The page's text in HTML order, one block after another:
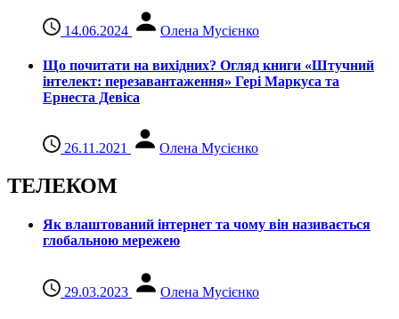
14.06.2024 Олена Мусієнко
Що почитати на вихідних? Огляд книги «Штучний
інтелект: перезавантаження» Гері Маркуса та
Ернеста Девіса
26.11.2021 Олена Мусієнко
ТЕЛЕКОМ
Як влаштований інтернет та чому він називається
глобальною мережею
29.03.2023 Олена Мусієнко